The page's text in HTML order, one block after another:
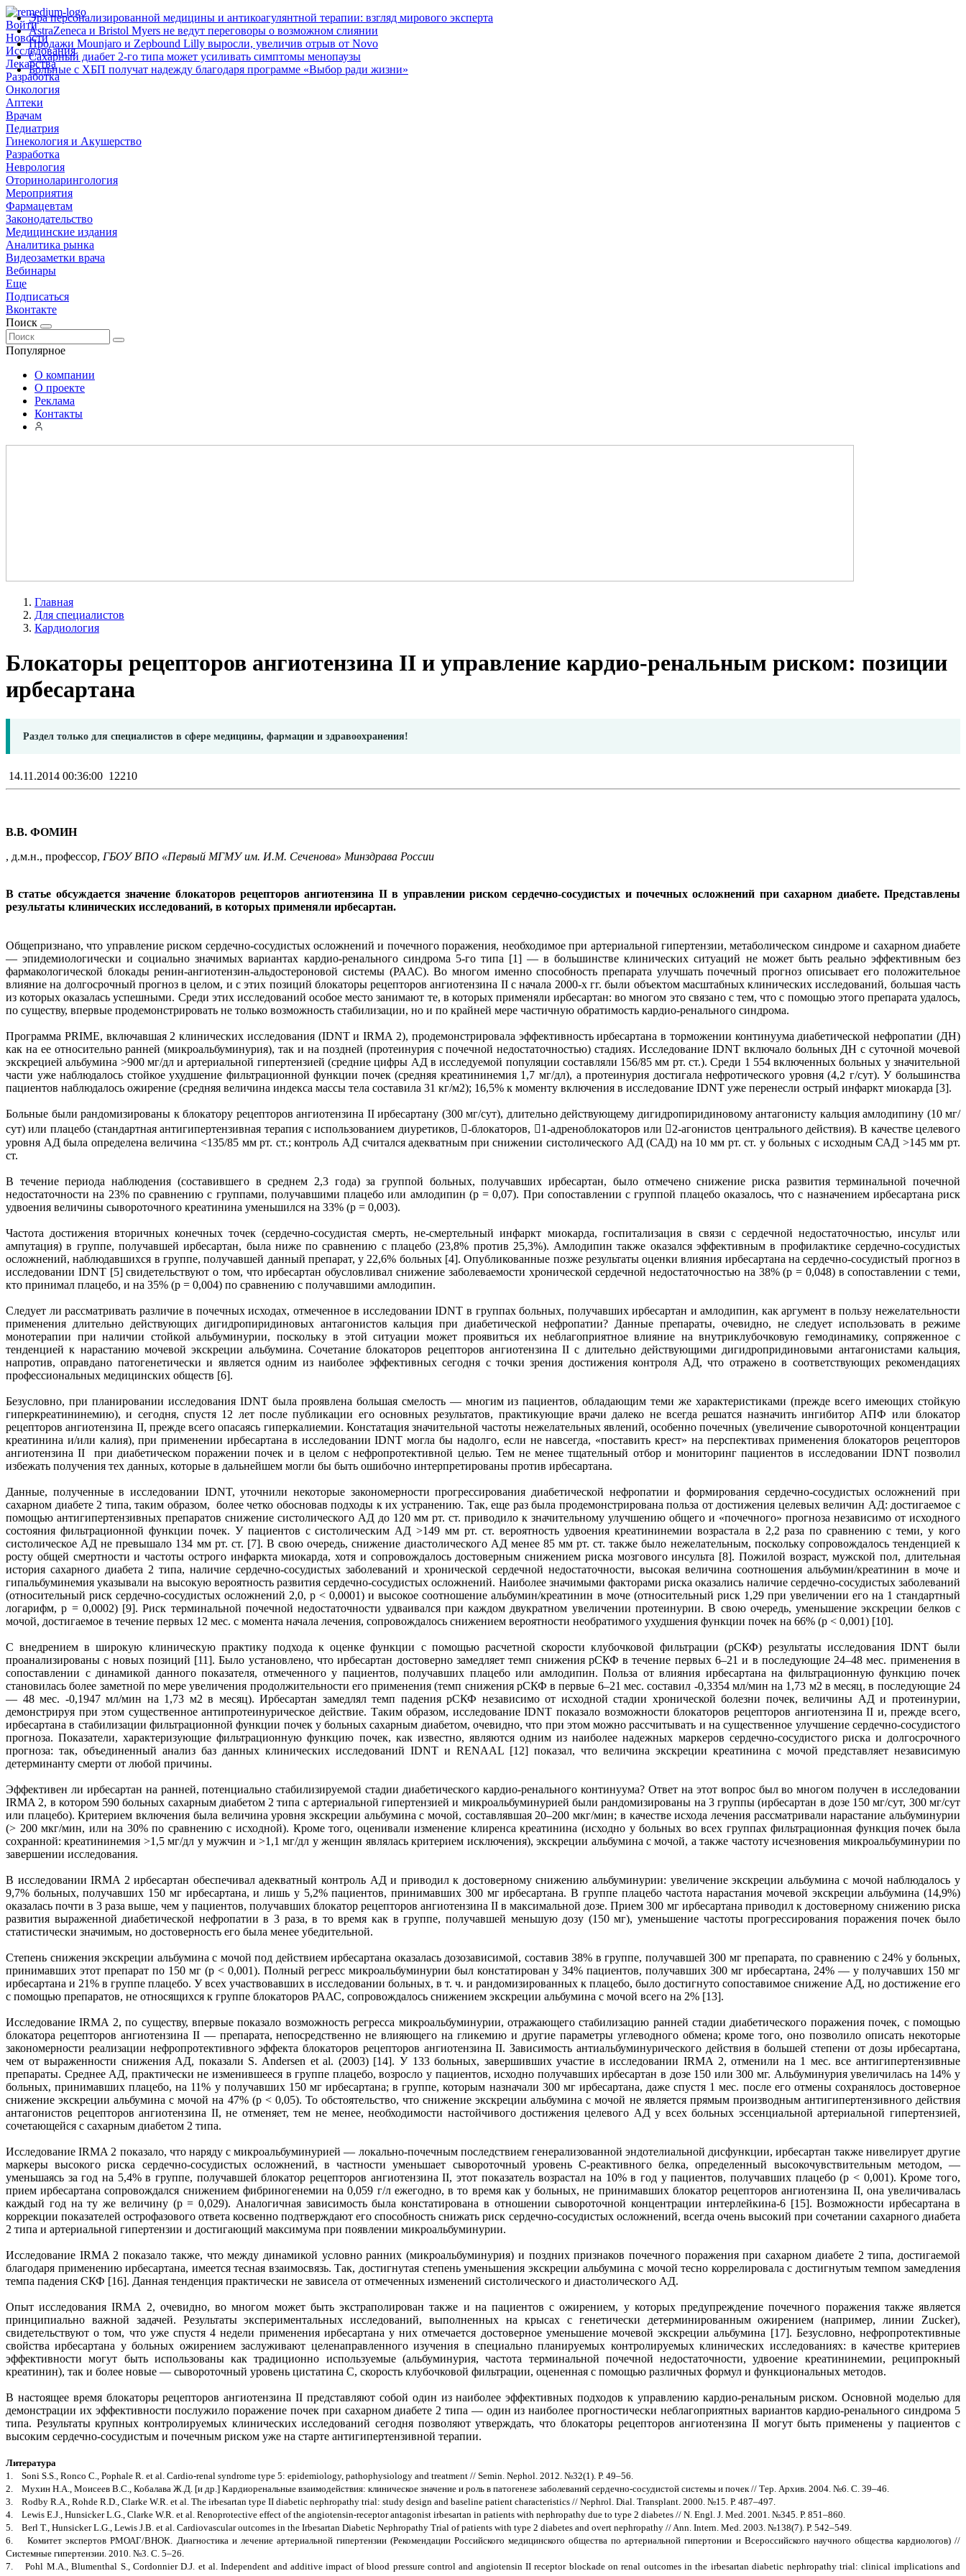
Войти
Новости
Исследования
Лекарства
Разработка
Онкология
Аптеки
Врачам
Педиатрия
Гинекология и Акушерство
Разработка
Неврология
Оториноларингология
Мероприятия
Фармацевтам
Законодательство
Медицинские издания
Аналитика рынка
Видеозаметки врача
Вебинары
Еще
Подписаться
Вконтакте
Поиск
Популярное
Эра персонализированной медицины и антикоагулянтной терапии: взгляд мирового эксперта
AstraZeneca и Bristol Myers не ведут переговоры о возможном слиянии
Продажи Mounjaro и Zepbound Lilly выросли, увеличив отрыв от Novo
Сахарный диабет 2‑го типа может усиливать симптомы менопаузы
Больные с ХБП получат надежду благодаря программе «Выбор ради жизни»
О компании
О проекте
Реклама
Контакты
Главная
Для специалистов
Кардиология
Блокаторы рецепторов ангиотензина II и управление кардио-ренальным риском: позиции
ирбесартана
Раздел только для специалистов в сфере медицины, фармации и здравоохранения!
14.11.2014 00:36:00 12210
В.В. ФОМИН
, д.м.н., профессор, ГБОУ ВПО «Первый МГМУ им. И.М. Сеченова» Минздрава России
В статье обсуждается значение блокаторов рецепторов ангиотензина II в управлении риском сердечно-сосудистых и почечных осложнений при сахарном диабете. Представлены
результаты клинических исследований, в которых применяли ирбесартан.
Общепризнано, что управление риском сердечно-сосудистых осложнений и почечного поражения, необходимое при артериальной гипертензии, метаболическом синдроме и сахарном диабете
— эпидемиологически и социально значимых вариантах кардио-ренального синдрома 5-го типа [1] — в большинстве клинических ситуаций не может быть реально эффективным без
фармакологической блокады ренин-ангиотензин-альдостероновой системы (РААС). Во многом именно способность препарата улучшать почечный прогноз описывает его положительное
влияние на долгосрочный прогноз в целом, и с этих позиций блокаторы рецепторов ангиотензина II с начала 2000-х гг. были объектом масштабных клинических исследований, большая часть
из которых оказалась успешными. Среди этих исследований особое место занимают те, в которых применяли ирбесартан: во многом это связано с тем, что с помощью этого препарата удалось,
по существу, впервые продемонстрировать не только возможность стабилизации, но и по крайней мере частичную обратимость кардио-ренального синдрома.
Программа PRIME, включавшая 2 клинических исследования (IDNT и IRMA 2), продемонстрировала эффективность ирбесартана в торможении континуума диабетической нефропатии (ДН)
как на ее относительно ранней (микроальбуминурия), так и на поздней (протеинурия с почечной недостаточностью) стадиях. Исследование IDNT включало больных ДН с суточной мочевой
экскрецией альбумина >900 мг/дл и артериальной гипертензией (средние цифры АД в исследуемой популяции составляли 156/85 мм рт. ст.). Среди 1 554 включенных больных у значительной
части уже наблюдалось стойкое ухудшение фильтрационной функции почек (средняя креатининемия 1,7 мг/дл), а протеинурия достигала нефротического уровня (4,2 г/сут). У большинства
пациентов наблюдалось ожирение (средняя величина индекса массы тела составила 31 кг/м2); 16,5% к моменту включения в исследование IDNT уже перенесли острый инфаркт миокарда [3].
Больные были рандомизированы к блокатору рецепторов ангиотензина II ирбесартану (300 мг/сут), длительно действующему дигидропиридиновому антагонисту кальция амлодипину (10 мг/
сут) или плацебо (стандартная антигипертензивная терапия с использованием диуретиков, -блокаторов, 1-адреноблокаторов или 2-агонистов центрального действия). В качестве целевого
уровня АД была определена величина <135/85 мм рт. ст.; контроль АД считался адекватным при снижении систолического АД (САД) на 10 мм рт. ст. у больных с исходным САД >145 мм рт.
ст.
В течение периода наблюдения (составившего в среднем 2,3 года) за группой больных, получавших ирбесартан, было отмечено снижение риска развития терминальной почечной
недостаточности на 23% по сравнению с группами, получавшими плацебо или амлодипин (р = 0,07). При cопоставлении с группой плацебо оказалось, что с назначением ирбесартана риск
удвоения величины сывороточного креатинина уменьшился на 33% (р = 0,003).
Частота достижения вторичных конечных точек (сердечно-сосудистая смерть, не-смертельный инфаркт миокарда, госпитализация в связи с сердечной недостаточностью, инсульт или
ампутация) в группе, получавшей ирбесартан, была ниже по сравнению с плацебо (23,8% против 25,3%). Амлодипин также оказался эффективным в профилактике сердечно-сосудистых
осложнений, наблюдавшихся в группе, получавшей данный препарат, у 22,6% больных [4]. Опубликованные позже результаты оценки влияния ирбесартана на сердечно-сосудистый прогноз в
исследовании IDNT [5] свидетельствуют о том, что ирбесартан обусловливал снижение заболеваемости хронической сердечной недостаточностью на 38% (р = 0,048) в сопоставлении с теми,
кто принимал плацебо, и на 35% (р = 0,004) по сравнению с получавшими амлодипин.
Следует ли рассматривать различие в почечных исходах, отмеченное в исследовании IDNT в группах больных, получавших ирбесартан и амлодипин, как аргумент в пользу нежелательности
применения длительно действующих дигидропиридиновых антагонистов кальция при диабетической нефропатии? Данные препараты, очевидно, не следует использовать в режиме
монотерапии при наличии стойкой альбуминурии, поскольку в этой ситуации может проявиться их неблагоприятное влияние на внутриклубочковую гемодинамику, сопряженное с
тенденцией к нарастанию мочевой экскреции альбумина. Сочетание блокаторов рецепторов ангиотензина II с длительно действующими дигидропридиновыми антагонистами кальция,
напротив, оправдано патогенетически и является одним из наиболее эффективных сегодня с точки зрения достижения контроля АД, что отражено в соответствующих рекомендациях
профессиональных медицинских обществ [6].
Безусловно, при планировании исследования IDNT была проявлена большая смелость — многим из пациентов, обладающим теми же характеристиками (прежде всего имеющих стойкую
гиперкреатининемию), и сегодня, спустя 12 лет после публикации его основных результатов, практикующие врачи далеко не всегда решатся назначить ингибитор АПФ или блокатор
рецепторов ангиотензина II, прежде всего опасаясь гиперкалиемии. Констатация значительной частоты нежелательных явлений, особенно почечных (увеличение сывороточной концентрации
креатинина и/или калия), при применении ирбесартана в исследовании IDNT могла бы надолго, если не навсегда, «поставить крест» на перспективах применения блокаторов рецепторов
ангиотензина II при диабетическом поражении почек и в целом с нефропротективной целью. Тем не менее тщательный отбор и мониторинг пациентов в исследовании IDNT позволил
избежать получения тех данных, которые в дальнейшем могли бы быть ошибочно интерпретированы против ирбесартана.
Данные, полученные в исследовании IDNT, уточнили некоторые закономерности прогрессирования диабетической нефропатии и формирования сердечно-сосудистых осложнений при
сахарном диабете 2 типа, таким образом, более четко обосновав подходы к их устранению. Так, еще раз была продемонстрирована польза от достижения целевых величин АД: достигаемое с
помощью антигипертензивных препаратов снижение систолического АД до 120 мм рт. ст. приводило к значительному улучшению общего и «почечного» прогноза независимо от исходного
состояния фильтрационной функции почек. У пациентов с систолическим АД >149 мм рт. ст. вероятность удвоения креатининемии возрастала в 2,2 раза по сравнению с теми, у кого
систолическое АД не превышало 134 мм рт. ст. [7]. В свою очередь, снижение диастолического АД менее 85 мм рт. ст. также было нежелательным, поскольку сопровождалось тенденцией к
росту общей смертности и частоты острого инфаркта миокарда, хотя и сопровождалось достоверным снижением риска мозгового инсульта [8]. Пожилой возраст, мужской пол, длительная
история сахарного диабета 2 типа, наличие сердечно-сосудистых заболеваний и хронической сердечной недостаточности, высокая величина соотношения альбумин/креатинин в моче и
гипальбуминемия указывали на высокую вероятность развития сердечно-сосудистых осложнений. Наиболее значимыми факторами риска оказались наличие сердечно-сосудистых заболеваний
(относительный риск сердечно-сосудистых осложнений 2,0, p < 0,0001) и высокое соотношение альбумин/креатинин в моче (относительный риск 1,29 при увеличении его на 1 стандартный
логарифм, р = 0,0002) [9]. Риск терминальной почечной недостаточности удваивался при каждом двукратном увеличении протеинурии. В свою очередь, уменьшение экскреции белков с
мочой, достигаемое в течение первых 12 мес. с момента начала лечения, сопровождалось снижением вероятности необратимого ухудшения функции почек на 66% (р < 0,001) [10].
С внедрением в широкую клиническую практику подхода к оценке функции с помощью расчетной скорости клубочковой фильтрации (рСКФ) результаты исследования IDNT были
проанализированы с новых позиций [11]. Было установлено, что ирбесартан достоверно замедляет темп снижения рСКФ в течение первых 6–21 и в последующие 24–48 мес. применения в
сопоставлении с динамикой данного показателя, отмеченного у пациентов, получавших плацебо или амлодипин. Польза от влияния ирбесартана на фильтрационную функцию почек
становилась более заметной по мере увеличения продолжительности его применения (темп снижения рСКФ в первые 6–21 мес. составил -0,3354 мл/мин на 1,73 м2 в месяц, в последующие 24
— 48 мес. -0,1947 мл/мин на 1,73 м2 в месяц). Ирбесартан замедлял темп падения рСКФ независимо от исходной стадии хронической болезни почек, величины АД и протеинурии,
демонстрируя при этом существенное антипротеинурическое действие. Таким образом, исследование IDNT показало возможности блокаторов рецепторов ангиотензина II и, прежде всего,
ирбесартана в стабилизации фильтрационной функции почек у больных сахарным диабетом, очевидно, что при этом можно рассчитывать и на существенное улучшение сердечно-сосудистого
прогноза. Показатели, характеризующие фильтрационную функцию почек, как известно, являются одним из наиболее надежных маркеров сердечно-сосудистого риска и долгосрочного
прогноза: так, объединенный анализ баз данных клинических исследований IDNT и RENAAL [12] показал, что величина экскреции креатинина с мочой представляет независимую
детерминанту смерти от любой причины.
Эффективен ли ирбесартан на ранней, потенциально стабилизируемой стадии диабетического кардио-ренального континуума? Ответ на этот вопрос был во многом получен в исследовании
IRMA 2, в котором 590 больных сахарным диабетом 2 типа с артериальной гипертензией и микроальбуминурией были рандомизированы на 3 группы (ирбесартан в дозе 150 мг/сут, 300 мг/сут
или плацебо). Критерием включения была величина уровня экскреции альбумина с мочой, составлявшая 20–200 мкг/мин; в качестве исхода лечения рассматривали нарастание альбуминурии
(> 200 мкг/мин, или на 30% по сравнению с исходной). Кроме того, оценивали изменение клиренса креатинина (исходно у больных во всех группах фильтрационная функция почек была
сохранной: креатининемия >1,5 мг/дл у мужчин и >1,1 мг/дл у женщин являлась критерием исключения), экскреции альбумина с мочой, а также частоту исчезновения микроальбуминурии по
завершении исследования.
В исследовании IRMA 2 ирбесартан обеспечивал адекватный контроль АД и приводил к достоверному снижению альбуминурии: увеличение экскреции альбумина с мочой наблюдалось у
9,7% больных, получавших 150 мг ирбесартана, и лишь у 5,2% пациентов, принимавших 300 мг ирбесартана. В группе плацебо частота нарастания мочевой экскреции альбумина (14,9%)
оказалась почти в 3 раза выше, чем у пациентов, получавших блокатор рецепторов ангиотензина II в максимальной дозе. Прием 300 мг ирбесартана приводил к достоверному снижению риска
развития выраженной диабетической нефропатии в 3 раза, в то время как в группе, получавшей меньшую дозу (150 мг), уменьшение частоты прогрессирования поражения почек было
статистически значимым, но достоверность его была менее убедительной.
Степень снижения экскреции альбумина с мочой под действием ирбесартана оказалась дозозависимой, составив 38% в группе, получавшей 300 мг препарата, по сравнению с 24% у больных,
принимавших этот препарат по 150 мг (р < 0,001). Полный регресс микроальбуминурии был констатирован у 34% пациентов, получавших 300 мг ирбесартана, 24% — у получавших 150 мг
ирбесартана и 21% в группе плацебо. У всех участвовавших в исследовании больных, в т. ч. и рандомизированных к плацебо, было достигнуто сопоставимое снижение АД, но достижение его
с помощью препаратов, не относящихся к группе блокаторов РААС, сопровождалось снижением экскреции альбумина с мочой всего на 2% [13].
Исследование IRMA 2, по существу, впервые показало возможность регресса микроальбуминурии, отражающего стабилизацию ранней стадии диабетического поражения почек, с помощью
блокатора рецепторов ангиотензина II — препарата, непосредственно не влияющего на гликемию и другие параметры углеводного обмена; кроме того, оно позволило описать некоторые
закономерности реализации нефропротективного эффекта блокаторов рецепторов ангиотензина II. Зависимость антиальбуминурического действия в большей степени от дозы ирбесартана,
чем от выраженности снижения АД, показали S. Andersen et al. (2003) [14]. У 133 больных, завершивших участие в исследовании IRMA 2, отменили на 1 мес. все антигипертензивные
препараты. Среднее АД, практически не изменившееся в группе плацебо, возросло у пациентов, исходно получавших ирбесартан в дозе 150 или 300 мг. Альбуминурия увеличилась на 14% у
больных, принимавших плацебо, на 11% у получавших 150 мг ирбесартана; в группе, которым назначали 300 мг ирбесартана, даже спустя 1 мес. после его отмены сохранялось достоверное
снижение экскреции альбумина с мочой на 47% (р < 0,05). То обстоятельство, что снижение экскреции альбумина с мочой не является прямым производным антигипертензивного действия
антагонистов рецепторов ангиотензина II, не отменяет, тем не менее, необходимости настойчивого достижения целевого АД у всех больных эссенциальной артериальной гипертензией,
сочетающейся с сахарным диабетом 2 типа.
Исследование IRMA 2 показало, что наряду с микроальбуминурией — локально-почечным последствием генерализованной эндотелиальной дисфункции, ирбесартан также нивелирует другие
маркеры высокого риска сердечно-сосудистых осложнений, в частности уменьшает сывороточный уровень С-реактивного белка, определенный высокочувствительным методом, —
уменьшаясь за год на 5,4% в группе, получавшей блокатор рецепторов ангиотензина II, этот показатель возрастал на 10% в год у пациентов, получавших плацебо (р < 0,001). Кроме того,
прием ирбесартана сопровождался снижением фибриногенемии на 0,059 г/л ежегодно, в то время как у больных, не принимавших блокатор рецепторов ангиотензина II, она увеличивалась
каждый год на ту же величину (р = 0,029). Аналогичная зависимость была констатирована в отношении сывороточной концентрации интерлейкина-6 [15]. Возможности ирбесартана в
коррекции показателей острофазового ответа косвенно подтверждают его способность снижать риск сердечно-сосудистых осложнений, всегда очень высокий при сочетании сахарного диабета
2 типа и артериальной гипертензии и достигающий максимума при появлении микроальбуминурии.
Исследование IRMA 2 показало также, что между динамикой условно ранних (микроальбуминурия) и поздних признаков почечного поражения при сахарном диабете 2 типа, достигаемой
благодаря применению ирбесартана, имеется тесная взаимосвязь. Так, достигнутая степень уменьшения экскреции альбумина с мочой тесно коррелировала с достигнутым темпом замедления
темпа падения CКФ [16]. Данная тенденция практически не зависела от отмеченных изменений систолического и диастолического АД.
Опыт исследования IRMA 2, очевидно, во многом может быть экстраполирован также и на пациентов с ожирением, у которых предупреждение почечного поражения также является
принципиально важной задачей. Результаты экспериментальных исследований, выполненных на крысах с генетически детерминированным ожирением (например, линии Zucker),
свидетельствуют о том, что уже спустя 4 недели применения ирбесартана у них отмечается достоверное уменьшение мочевой экскреции альбумина [17]. Безусловно, нефропротективные
свойства ирбесартана у больных ожирением заслуживают целенаправленного изучения в специально планируемых контролируемых клинических исследованиях: в качестве критериев
эффективности могут быть использованы как традиционно используемые (альбуминурия, частота терминальной почечной недостаточности, удвоение креатининемии, реципрокный
креатинин), так и более новые — сывороточный уровень цистатина С, скорость клубочковой фильтрации, оцененная с помощью различных формул и функциональных методов.
В настоящее время блокаторы рецепторов ангиотензина II представляют собой один из наиболее эффективных подходов к управлению кардио-ренальным риском. Основной моделью для
демонстрации их эффективности послужило поражение почек при сахарном диабете 2 типа — один из наиболее прогностически неблагоприятных вариантов кардио-ренального синдрома 5
типа. Результаты крупных контролируемых клинических исследований сегодня позволяют утверждать, что блокаторы рецепторов ангиотензина II могут быть применены у пациентов с
высоким сердечно-сосудистым и почечным риском уже на старте антигипертензивной терапии.
Литература
1. Soni S.S., Ronco C., Pophale R. et al. Cardio-renal syndrome type 5: epidemiology, pathophysiology and treatment // Semin. Nephol. 2012. №32(1). Р. 49–56.
2. Мухин Н.А., Моисеев В.С., Кобалава Ж.Д. [и др.] Кардиоренальные взаимодействия: клиническое значение и роль в патогенезе заболеваний сердечно-сосудистой системы и почек // Тер. Архив. 2004. №6. С. 39–46.
3. Rodby R.A., Rohde R.D., Clarke W.R. et al. The irbesartan type II diabetic nephropathy trial: study design and baseline patient characteristics // Nephrol. Dial. Transplant. 2000. №15. Р. 487–497.
4. Lewis E.J., Hunsicker L.G., Clarke W.R. et al. Renoprotective effect of the angiotensin-receptor antagonist irbesartan in patients with nephropathy due to type 2 diabetes // N. Engl. J. Med. 2001. №345. Р. 851–860.
5. Berl T., Hunsicker L.G., Lewis J.B. et al. Cardiovascular outcomes in the Irbesartan Diabetic Nephropathy Trial of patients with type 2 diabetes and overt nephropathy // Ann. Intern. Med. 2003. №138(7). Р. 542–549.
6. Комитет экспертов РМОАГ/ВНОК. Диагностика и лечение артериальной гипертензии (Рекомендации Российского медицинского общества по артериальной гипертонии и Всероссийского научного общества кардиологов) //
Системные гипертензии. 2010. №3. С. 5–26.
7. Pohl M.A., Blumenthal S., Cordonnier D.J. et al. Independent and additive impact of blood pressure control and angiotensin II receptor blockade on renal outcomes in the irbesartan diabetic nephropathy trial: clinical implications and